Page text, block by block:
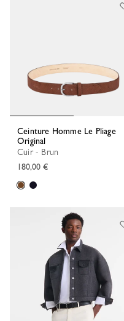
Ceinture Homme Le Pliage
Original
Cuir - Brun
180,00 €